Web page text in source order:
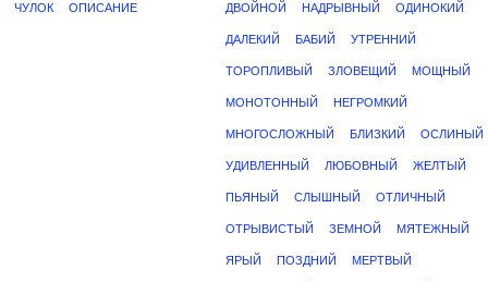
ЧУЛОК ОПИСАНИЕ ДВОЙНОЙ НАДРЫВНЫЙ ОДИНОКИЙ
ДАЛЕКИЙ БАБИЙ УТРЕННИЙ
ТОРОПЛИВЫЙ ЗЛОВЕЩИЙ МОЩНЫЙ
МОНОТОННЫЙ НЕГРОМКИЙ
МНОГОСЛОЖНЫЙ БЛИЗКИЙ ОСЛИНЫЙ
УДИВЛЕННЫЙ ЛЮБОВНЫЙ ЖЕЛТЫЙ
ПЬЯНЫЙ СЛЫШНЫЙ ОТЛИЧНЫЙ
ОТРЫВИСТЫЙ ЗЕМНОЙ МЯТЕЖНЫЙ
ЯРЫЙ ПОЗДНИЙ МЕРТВЫЙ